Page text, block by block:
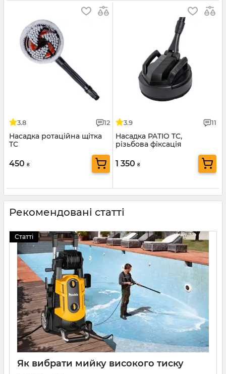
3.8 12
Насадка ротаційна щітка
TC
450 ₴
3.9 11
Насадка PATIO TC,
різьбова фіксація
1 350 ₴
Рекомендовані статті
Статті
Як вибрати мийку високого тиску